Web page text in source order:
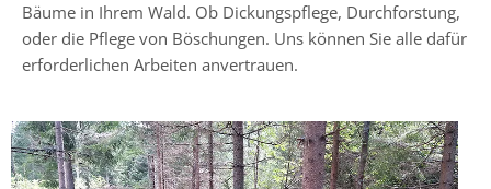
Bäume in Ihrem Wald. Ob Dickungspflege, Durchforstung,
oder die Pflege von Böschungen. Uns können Sie alle dafür
erforderlichen Arbeiten anvertrauen.